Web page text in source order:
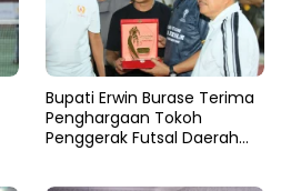
Bupati Erwin Burase Terima
Penghargaan Tokoh
Penggerak Futsal Daerah